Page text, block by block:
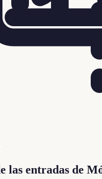
las entradas de